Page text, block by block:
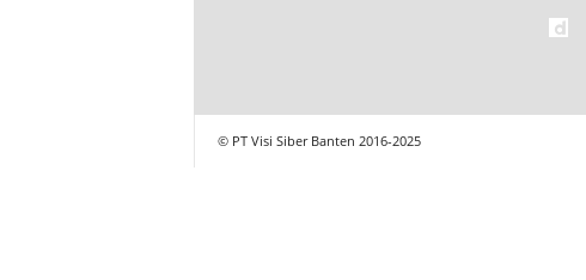
© PT Visi Siber Banten 2016-2025